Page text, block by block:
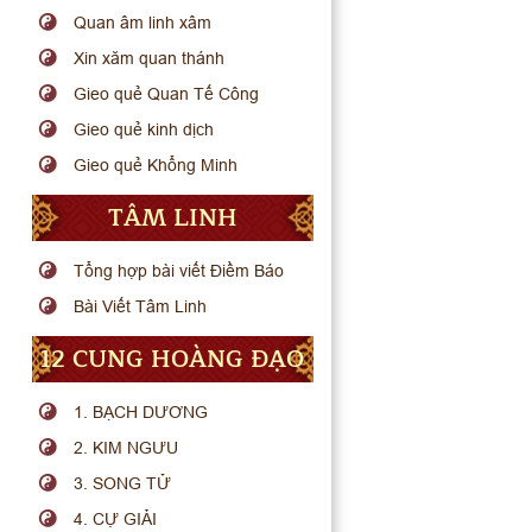
Quan âm linh xâm
Xin xăm quan thánh
Gieo quẻ Quan Tế Công
Gieo quẻ kinh dịch
Gieo quẻ Khổng Minh
TÂM LINH
Tổng hợp bài viết Điềm Báo
Bài Viết Tâm Linh
12 CUNG HOÀNG ĐẠO
1. BẠCH DƯƠNG
2. KIM NGƯU
3. SONG TỬ
4. CỰ GIẢI